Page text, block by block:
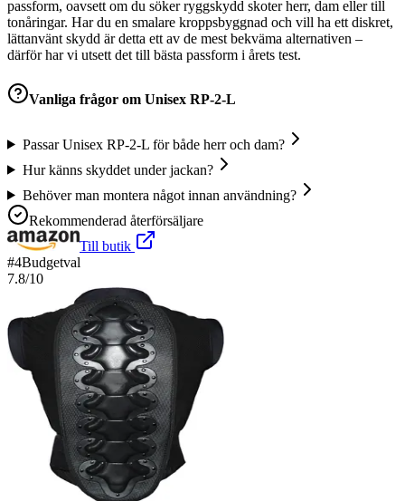
passform, oavsett om du söker ryggskydd skoter herr, dam eller till
tonåringar. Har du en smalare kroppsbyggnad och vill ha ett diskret,
lättanvänt skydd är detta ett av de mest bekväma alternativen –
därför har vi utsett det till bästa passform i årets test.
Vanliga frågor om Unisex RP-2-L
Passar Unisex RP-2-L för både herr och dam?
Hur känns skyddet under jackan?
Behöver man montera något innan användning?
Rekommenderad återförsäljare
Till butik
#4Budgetval
7.8/10